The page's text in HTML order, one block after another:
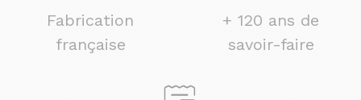
Fabrication
française
+ 120 ans de
savoir-faire